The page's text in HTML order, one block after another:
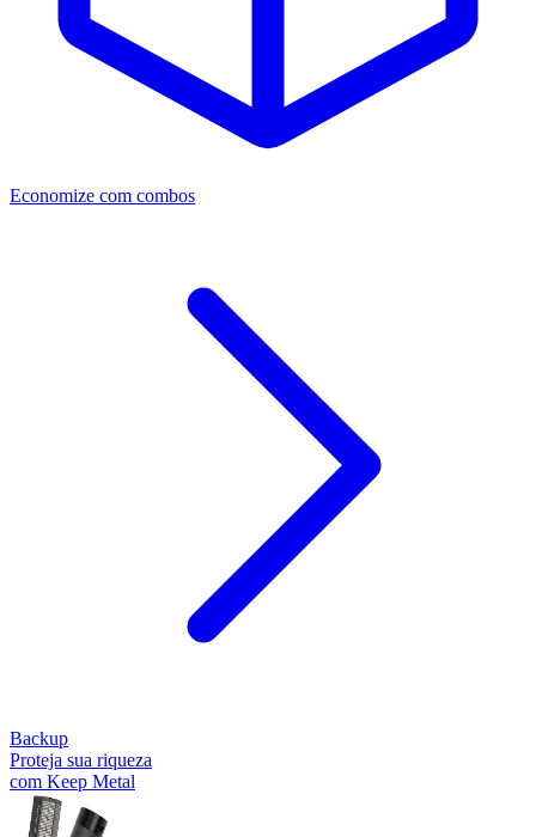
Economize com combos
Backup
Proteja sua riqueza
com Keep Metal